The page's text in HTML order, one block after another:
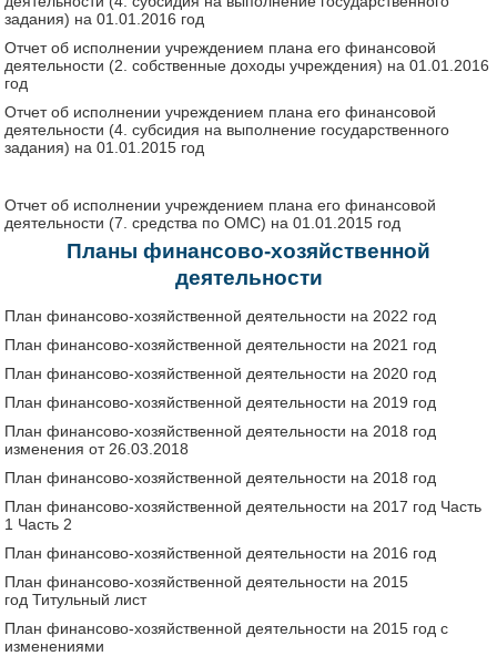
задания) на 01.01.2016 год
Отчет об исполнении учреждением плана его финансовой
деятельности (2. собственные доходы учреждения) на 01.01.2016
год
Отчет об исполнении учреждением плана его финансовой
деятельности (4. субсидия на выполнение государственного
задания) на 01.01.2015 год
Отчет об исполнении учреждением плана его финансовой
деятельности (7. средства по ОМС) на 01.01.2015 год
Планы финансово-хозяйственной
деятельности
План финансово-хозяйственной деятельности на 2022 год
План финансово-хозяйственной деятельности на 2021 год
План финансово-хозяйственной деятельности на 2020 год
План финансово-хозяйственной деятельности на 2019 год
План финансово-хозяйственной деятельности на 2018 год
изменения от 26.03.2018
План финансово-хозяйственной деятельности на 2018 год
План финансово-хозяйственной деятельности на 2017 год Часть
1 Часть 2
План финансово-хозяйственной деятельности на 2016 год
План финансово-хозяйственной деятельности на 2015
год Титульный лист
План финансово-хозяйственной деятельности на 2015 год с
изменениями